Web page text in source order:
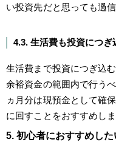
い投資先だと思っても過
4.3. 生活費も投資につぎ
生活費まで投資につぎ込
余裕資金の範囲内で行う
ヵ月分は現預金として確
に回すことをおすすめしま
5. 初心者におすすめし